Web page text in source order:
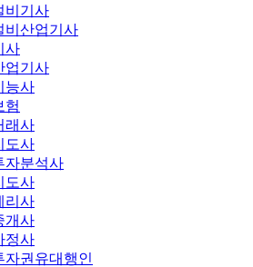
비기사
비산업기사
사
업기사
능사
험
래사
도사
자분석사
도사
리사
개사
정사
자권유대행인